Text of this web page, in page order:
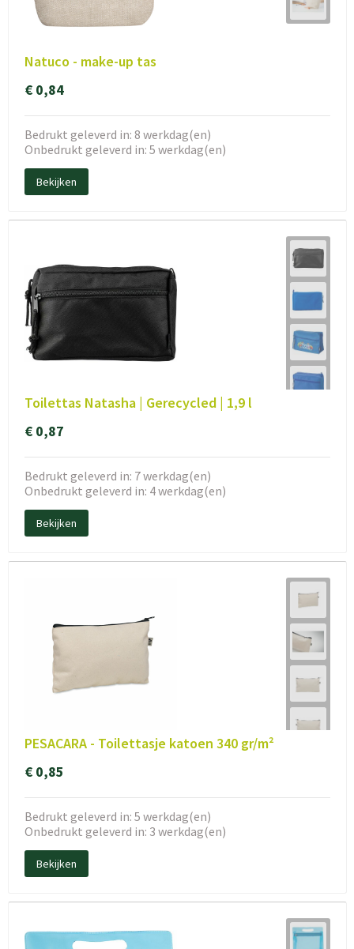
Natuco - make-up tas
€ 0,84
Bedrukt geleverd in: 8 werkdag(en)
Onbedrukt geleverd in: 5 werkdag(en)
Bekijken
Toilettas Natasha | Gerecycled | 1,9 l
€ 0,87
Bedrukt geleverd in: 7 werkdag(en)
Onbedrukt geleverd in: 4 werkdag(en)
Bekijken
PESACARA - Toilettasje katoen 340 gr/m²
€ 0,85
Bedrukt geleverd in: 5 werkdag(en)
Onbedrukt geleverd in: 3 werkdag(en)
Bekijken